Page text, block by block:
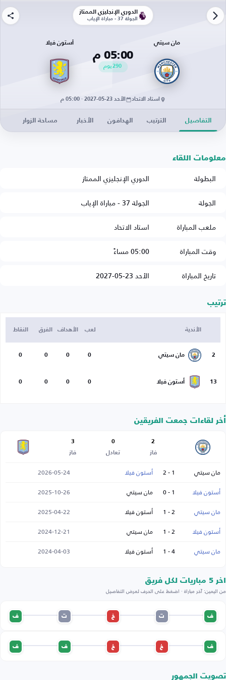
الدوري الإنجليزي الممتاز
الجولة 37 - مباراة الإياب
مان سيتي
05:00 م
290يوم
أستون فيلا
استاد الاتحاد الأحد 23-05-2027 · 05:00 م
التفاصيل الترتيب الهدافون الأخبار مساحة الزوار
معلومات اللقاء
البطولة
الدوري الإنجليزي الممتاز
الجولة
الجولة 37 - مباراة الإياب
ملعب المباراة
استاد الاتحاد
وقت المباراة
05:00 مساءً
تاريخ المباراة
الأحد 23-05-2027
ترتيب
الأندية لعب الأهداف الفرق النقاط
2 مان سيتي 0
0
0
0
13 أستون فيلا 0
0
0
0
أخر لقاءات جمعت الفريقين
2
فاز
0
تعادل
3
فاز
مان سيتي 1 - 2 أستون فيلا
2026-05-24
أستون فيلا
1 - 0 مان سيتي
2025-10-26
مان سيتي
2 - 1 أستون فيلا
2025-04-22
أستون فيلا
2 - 1 مان سيتي
2024-12-21
مان سيتي
4 - 1 أستون فيلا 2024-04-03
اخر 5 مباريات لكل فريق
من اليمين: آخر مباراة · اضغط على الحرف لعرض التفاصيل
ف ت خ ت ف
ف خ خ ف ف
تصويت الجمهور